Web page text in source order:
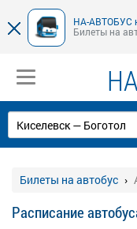
НА-АВТОБУС
Билеты на
Билеты на автобус
Расписание